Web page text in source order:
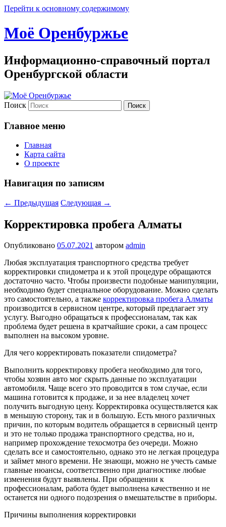
Перейти к основному содержимому
Моё Оренбуржье
Информационно-справочный портал
Оренбургской области
Поиск
Главное меню
Главная
Карта сайта
О проекте
Навигация по записям
← Предыдущая Следующая →
Корректировка пробега Алматы
Опубликовано 05.07.2021 автором admin
Любая эксплуатация транспортного средства требует
корректировки спидометра и к этой процедуре обращаются
достаточно часто. Чтобы произвести подобные манипуляции,
необходимо будет специальное оборудование. Можно сделать
это самостоятельно, а также корректировка пробега Алматы
производится в сервисном центре, который предлагает эту
услугу. Выгодно обращаться к профессионалам, так как
проблема будет решена в кратчайшие сроки, а сам процесс
выполнен на высоком уровне.
Для чего корректировать показатели спидометра?
Выполнить корректировку пробега необходимо для того,
чтобы хозяин авто мог скрыть данные по эксплуатации
автомобиля. Чаще всего это проводится в том случае, если
машина готовится к продаже, и за нее владелец хочет
получить выгодную цену. Корректировка осуществляется как
в меньшую сторону, так и в большую. Есть много различных
причин, по которым водитель обращается в сервисный центр
и это не только продажа транспортного средства, но и,
например прохождение техосмотра без очереди. Можно
сделать все и самостоятельно, однако это не легкая процедура
и займет много времени. Не знающи, можно не учесть самые
главные нюансы, соответственно при диагностике любые
изменения будут выявлены. При обращении к
профессионалам, работа будет выполнена качественно и не
останется ни одного подозрения о вмешательстве в приборы.
Причины выполнения корректировки